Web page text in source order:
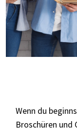
Wenn du
Broschüren und